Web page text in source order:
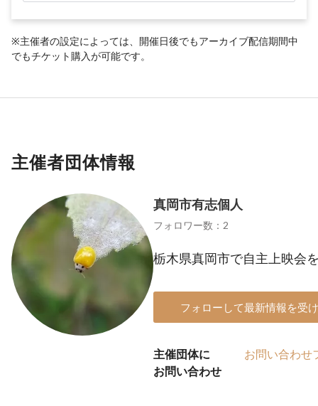
※主催者の設定によっては、開催日後でもアーカイブ配信期間中
でもチケット購入が可能です。
主催者団体情報
真岡市有志個人
フォロワー数：2
栃木県真岡市で自主上映会
フォローして最新情報を受
主催団体に
お問い合わせ
お問い合わせ